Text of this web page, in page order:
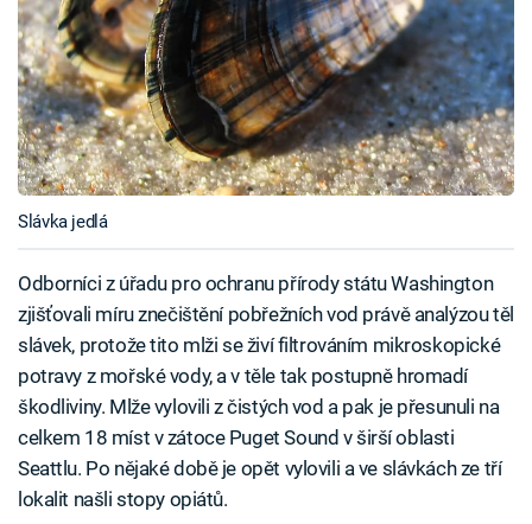
Slávka jedlá
Odborníci z úřadu pro ochranu přírody státu Washington
zjišťovali míru znečištění pobřežních vod právě analýzou těl
slávek, protože tito mlži se živí filtrováním mikroskopické
potravy z mořské vody, a v těle tak postupně hromadí
škodliviny. Mlže vylovili z čistých vod a pak je přesunuli na
celkem 18 míst v zátoce Puget Sound v širší oblasti
Seattlu. Po nějaké době je opět vylovili a ve slávkách ze tří
lokalit našli stopy opiátů.